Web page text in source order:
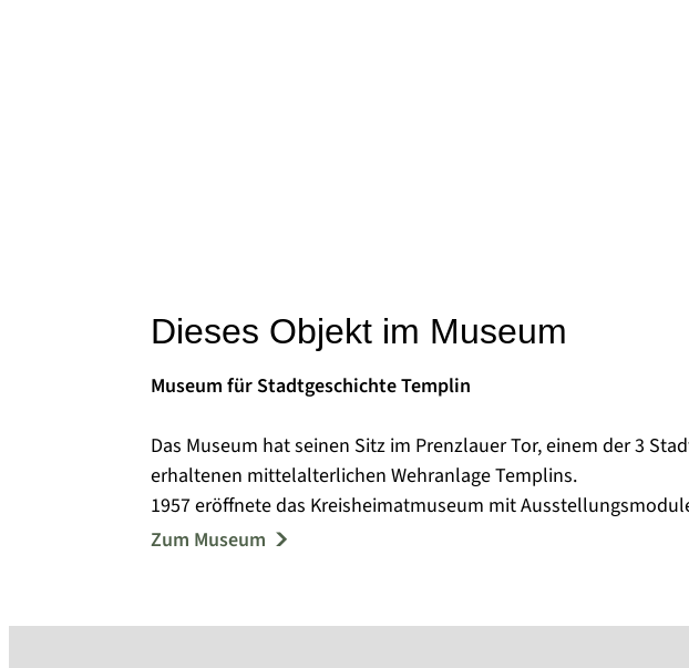
Dieses Objekt im Museum
Museum für Stadtgeschichte Templin
Das Museum hat seinen Sitz im Prenzlauer Tor, einem der 3
erhaltenen mittelalterlichen Wehranlage Templins.
1957 eröffnete das Kreisheimatmuseum mit
Frühgeschichte, zur Bodenreform und zur lokalen
Im Jahr 2004 entstand die Idee, das Prenzlauer Tor als
Zum Museum